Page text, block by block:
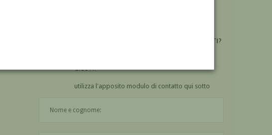
UN'OPERA DI GUGLIELMO GIUSTI?
GIUSTI?
utilizza l'apposito modulo di contatto qui sotto